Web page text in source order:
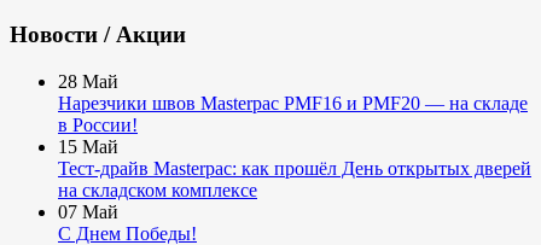
Новости / Акции
28 Май
Нарезчики швов Masterpac PMF16 и PMF20 — на складе
в России!
15 Май
Тест-драйв Masterpac: как прошёл День открытых дверей
на складском комплексе
07 Май
С Днем Победы!